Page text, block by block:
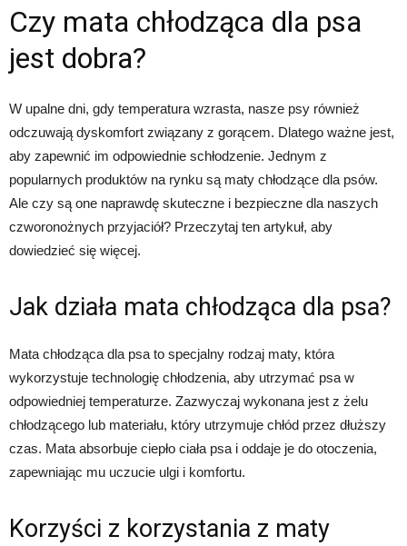
Czy mata chłodząca dla psa
jest dobra?
W upalne dni, gdy temperatura wzrasta, nasze psy również
odczuwają dyskomfort związany z gorącem. Dlatego ważne jest,
aby zapewnić im odpowiednie schłodzenie. Jednym z
popularnych produktów na rynku są maty chłodzące dla psów.
Ale czy są one naprawdę skuteczne i bezpieczne dla naszych
czworonożnych przyjaciół? Przeczytaj ten artykuł, aby
dowiedzieć się więcej.
Jak działa mata chłodząca dla psa?
Mata chłodząca dla psa to specjalny rodzaj maty, która
wykorzystuje technologię chłodzenia, aby utrzymać psa w
odpowiedniej temperaturze. Zazwyczaj wykonana jest z żelu
chłodzącego lub materiału, który utrzymuje chłód przez dłuższy
czas. Mata absorbuje ciepło ciała psa i oddaje je do otoczenia,
zapewniając mu uczucie ulgi i komfortu.
Korzyści z korzystania z maty